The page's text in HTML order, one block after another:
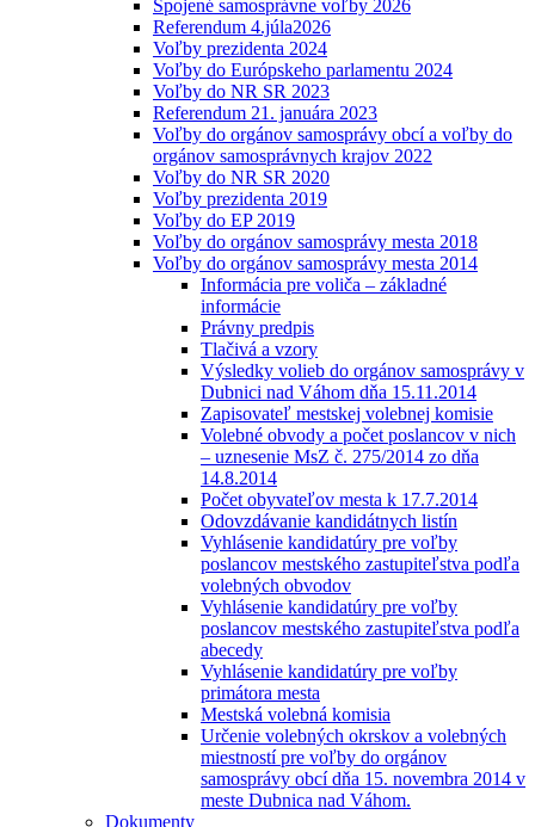
Spojené samosprávne voľby 2026
Referendum 4.júla2026
Voľby prezidenta 2024
Voľby do Európskeho parlamentu 2024
Voľby do NR SR 2023
Referendum 21. januára 2023
Voľby do orgánov samosprávy obcí a voľby do
orgánov samosprávnych krajov 2022
Voľby do NR SR 2020
Voľby prezidenta 2019
Voľby do EP 2019
Voľby do orgánov samosprávy mesta 2018
Voľby do orgánov samosprávy mesta 2014
Informácia pre voliča – základné
informácie
Právny predpis
Tlačivá a vzory
Výsledky volieb do orgánov samosprávy v
Dubnici nad Váhom dňa 15.11.2014
Zapisovateľ mestskej volebnej komisie
Volebné obvody a počet poslancov v nich
– uznesenie MsZ č. 275/2014 zo dňa
14.8.2014
Počet obyvateľov mesta k 17.7.2014
Odovzdávanie kandidátnych listín
Vyhlásenie kandidatúry pre voľby
poslancov mestského zastupiteľstva podľa
volebných obvodov
Vyhlásenie kandidatúry pre voľby
poslancov mestského zastupiteľstva podľa
abecedy
Vyhlásenie kandidatúry pre voľby
primátora mesta
Mestská volebná komisia
Určenie volebných okrskov a volebných
miestností pre voľby do orgánov
samosprávy obcí dňa 15. novembra 2014 v
meste Dubnica nad Váhom.
Dokumenty